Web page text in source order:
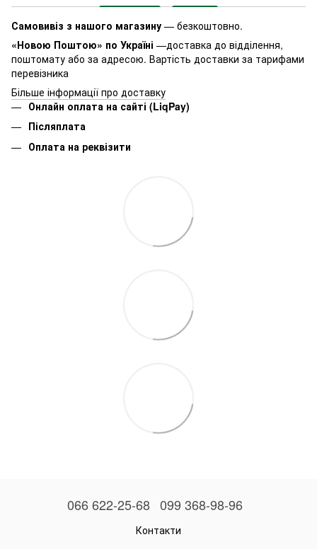
Самовивіз з нашого магазину — безкоштовно.
«Новою Поштою» по Україні —доставка до відділення,
поштомату або за адресою. Вартість доставки за тарифами
перевізника
Більше інформації про доставку
Онлайн оплата на сайті (LiqPay)
Післяплата
Оплата на реквізити
066 622-25-68 099 368-98-96
Контакти